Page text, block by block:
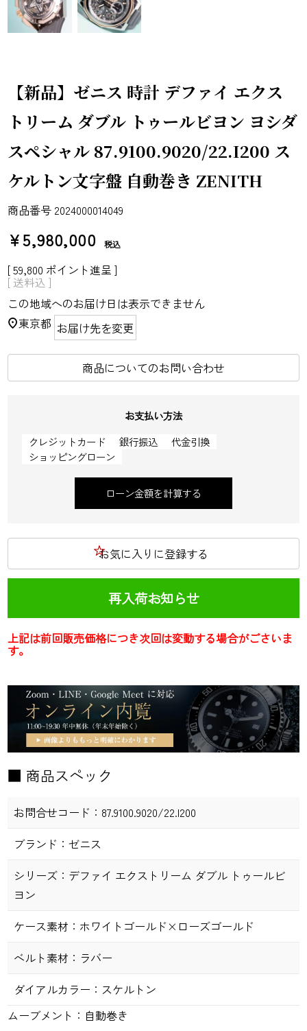
【新品】ゼニス 時計 デファイ エクス
トリーム ダブル トゥールビヨン ヨシダ
スペシャル 87.9100.9020/22.I200 ス
ケルトン文字盤 自動巻き ZENITH
商品番号 2024000014049
¥5,980,000 税込
[59,800 ポイント進呈 ]
送料込
この地域へのお届け日は表示できません
東京都 お届け先を変更
商品についてのお問い合わせ
お支払い方法
クレジットカード
銀行振込
代金引換
ショッピングローン
ローン金額を計算する
お気に入りに登録する
再入荷お知らせ
上記は前回販売価格につき次回は変動する場合がごさいま
す。
■ 商品スペック
お問合せコード： 87.9100.9020/22.I200
ブランド： ゼニス
シリーズ： デファイ エクストリーム ダブル トゥールビ
ヨン
ケース素材： ホワイトゴールド×ローズゴールド
ベルト素材： ラバー
ダイアルカラー： スケルトン
ムーブメント： 自動巻き